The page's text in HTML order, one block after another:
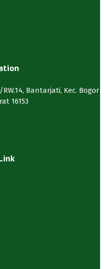
RW.14, Bantarjati, Kec. Bogor
16153